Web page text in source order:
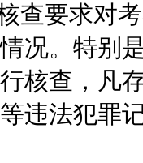
要求对考
况。特别
核查，凡
违法犯罪